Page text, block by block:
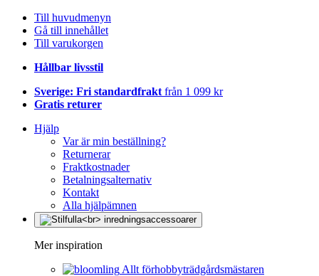
Till huvudmenyn
Gå till innehållet
Till varukorgen
Hållbar livsstil
Sverige: Fri standardfrakt från 1 099 kr
Gratis returer
Hjälp
Var är min beställning?
Returnerar
Fraktkostnader
Betalningsalternativ
Kontakt
Alla hjälpämnen
Mer inspiration
Allt förhobbyträdgårdsmästaren